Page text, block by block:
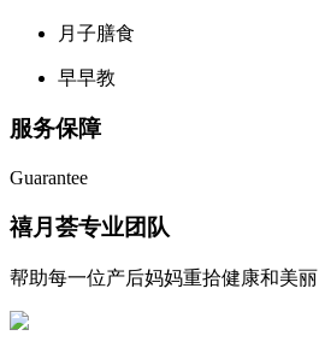
月子膳食
早早教
服务保障
Guarantee
禧月荟专业团队
帮助每一位产后妈妈重拾健康和美丽